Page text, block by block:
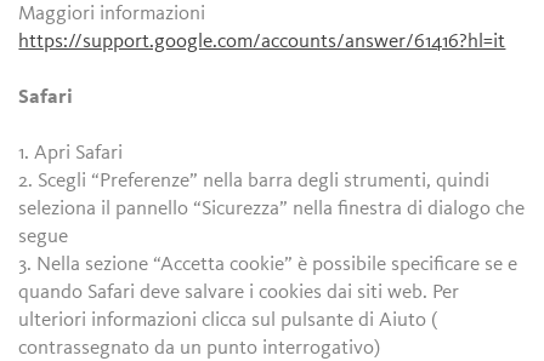
Maggiori informazioni
https://support.google.com/accounts/answer/61416?hl=it
Safari
1. Apri Safari
2. Scegli “Preferenze” nella barra degli strumenti, quindi
seleziona il pannello “Sicurezza” nella finestra di dialogo che
segue
3. Nella sezione “Accetta cookie” è possibile specificare se e
quando Safari deve salvare i cookies dai siti web. Per
ulteriori informazioni clicca sul pulsante di Aiuto (
contrassegnato da un punto interrogativo)